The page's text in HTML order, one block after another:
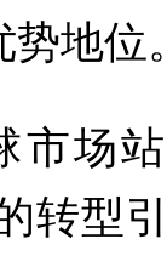
地位。
市场
转型引